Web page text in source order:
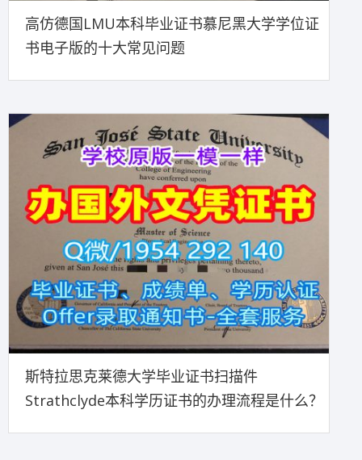
高仿德国LMU本科毕业证书慕尼黑大学学位证
书电子版的十大常见问题
斯特拉思克莱德大学毕业证书扫描件
Strathclyde本科学历证书的办理流程是什么？